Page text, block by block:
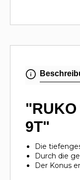
9T"
Die
Durch die
Der Konus